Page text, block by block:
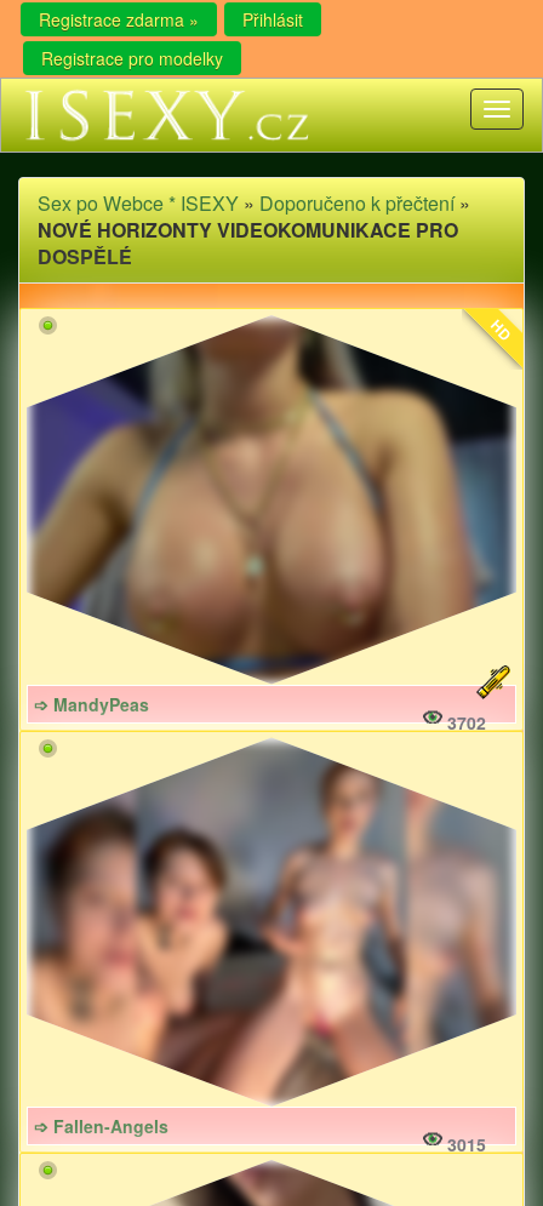
Registrace zdarma »
Přihlásit
Registrace pro modelky
Sex po Webce * ISEXY » Doporučeno k přečtení»
NOVÉ HORIZONTY VIDEOKOMUNIKACE PRO
DOSPĚLÉ
HD
➩ MandyPeas
3702
➩ Fallen-Angels
3015